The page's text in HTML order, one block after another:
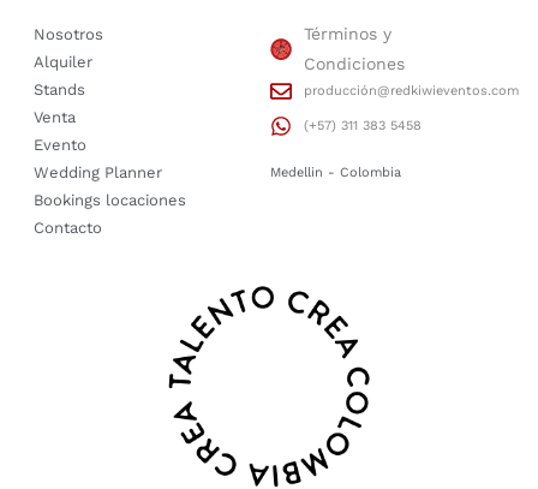
Nosotros
Alquiler
Stands
Venta
Evento
Wedding Planner
Bookings locaciones
Contacto
Términos y
Condiciones
producción@redkiwieventos.com
(+57) 311 383 5458
Medellin - Colombia